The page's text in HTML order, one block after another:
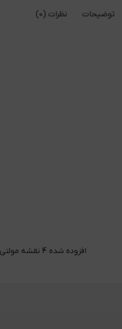
توضیحات نظرات (0)
افزوده شده 4 نقشه مولتی پلیر به بازی و باز شدن 2 تفنگ به از لیست اسلحه های بازی از ویژگی های این دی ال سی می باشد . داشتن نسخه پایه بازی جهت فعال سازی سی دی کی الزامی است .